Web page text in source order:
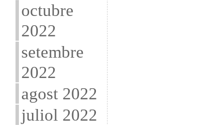
octubre
2022
setembre
2022
agost 2022
juliol 2022